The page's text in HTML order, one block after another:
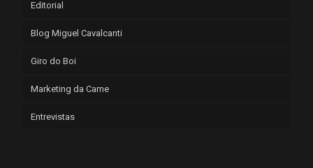
Editorial
Blog Miguel Cavalcanti
Giro do Boi
Marketing da Carne
Entrevistas